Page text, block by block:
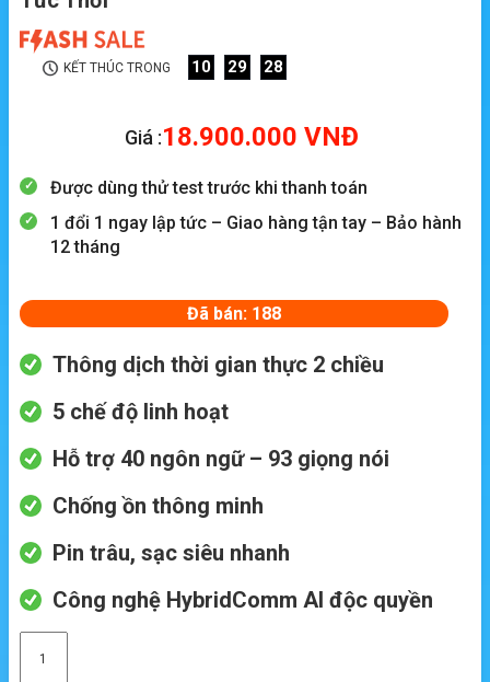
KẾT THÚC TRONG 10 29 27
Giá :18.900.000 VNĐ
Được dùng thử test trước khi thanh toán
1 đổi 1 ngay lập tức – Giao hàng tận tay – Bảo hành
12 tháng
Đã bán: 188
Thông dịch thời gian thực 2 chiều
5 chế độ linh hoạt
Hỗ trợ 40 ngôn ngữ – 93 giọng nói
Chống ồn thông minh
Pin trâu, sạc siêu nhanh
Công nghệ HybridComm AI độc quyền